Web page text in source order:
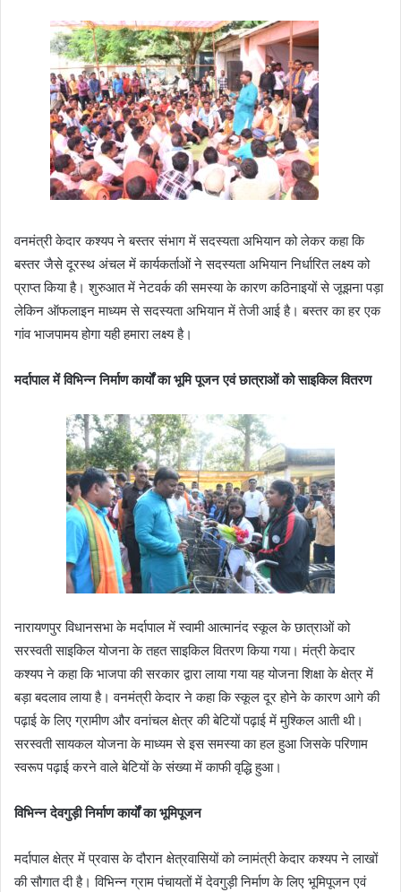
वनमंत्री केदार कश्यप ने बस्तर संभाग में सदस्यता अभियान को लेकर कहा कि
बस्तर जैसे दूरस्थ अंचल में कार्यकर्ताओं ने सदस्यता अभियान निर्धारित लक्ष्य को
प्राप्त किया है। शुरुआत में नेटवर्क की समस्या के कारण कठिनाइयों से जूझना पड़ा
लेकिन ऑफलाइन माध्यम से सदस्यता अभियान में तेजी आई है। बस्तर का हर एक
गांव भाजपामय होगा यही हमारा लक्ष्य है।
मर्दापाल में विभिन्न निर्माण कार्यों का भूमि पूजन एवं छात्राओं को साइकिल वितरण
नारायणपुर विधानसभा के मर्दापाल में स्वामी आत्मानंद स्कूल के छात्राओं को
सरस्वती साइकिल योजना के तहत साइकिल वितरण किया गया। मंत्री केदार
कश्यप ने कहा कि भाजपा की सरकार द्वारा लाया गया यह योजना शिक्षा के क्षेत्र में
बड़ा बदलाव लाया है। वनमंत्री केदार ने कहा कि स्कूल दूर होने के कारण आगे की
पढ़ाई के लिए ग्रामीण और वनांचल क्षेत्र की बेटियों पढ़ाई में मुश्किल आती थी।
सरस्वती सायकल योजना के माध्यम से इस समस्या का हल हुआ जिसके परिणाम
स्वरूप पढ़ाई करने वाले बेटियों के संख्या में काफी वृद्धि हुआ।
विभिन्न देवगुड़ी निर्माण कार्यों का भूमिपूजन
मर्दापाल क्षेत्र में प्रवास के दौरान क्षेत्रवासियों को व्नामंत्री केदार कश्यप ने लाखों
की सौगात दी है। विभिन्न ग्राम पंचायतों में देवगुड़ी निर्माण के लिए भूमिपूजन एवं